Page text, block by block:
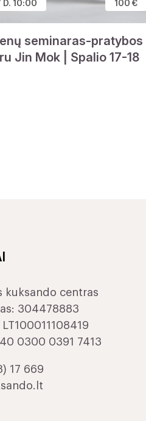
D. 10:00 100 €
seminaras-pratybos
Jin Mok | Spalio 17-18
kuksando centras
304478883
0300 0391 7413
17 669